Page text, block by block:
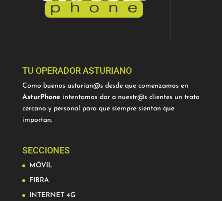
TU OPERADOR ASTURIANO
Como buenos asturian@s desde que comenzamos en
AsturPhoneintentamos dar a nuestr@s clientes un trato
cercano y personal para que siempre sientan que
importan.
SECCIONES
MÓVIL
FIBRA
INTERNET 4G